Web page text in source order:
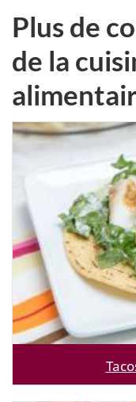
Plus de
de la